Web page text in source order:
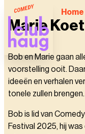
Home
Marie
Bob en Marie gaan
voorstelling ooit.
ideeën en verhalen
tonele zullen brengen.
Bob is lid van
Festival 2025, hij